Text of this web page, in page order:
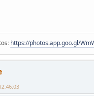
https://photos.app.goo.gl/